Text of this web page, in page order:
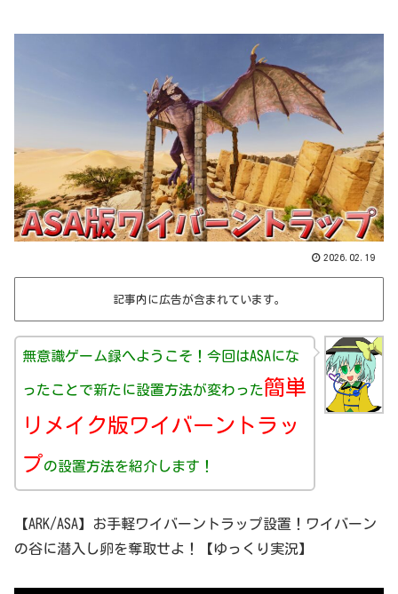
2026.02.19
記事内に広告が含まれています。
無意識ゲーム録へようこそ！今回はASAにな
ったことで新たに設置方法が変わった簡単
リメイク版ワイバーントラッ
プの設置方法を紹介します！
【ARK/ASA】お手軽ワイバーントラップ設置！ワイバーン
の谷に潜入し卵を奪取せよ！【ゆっくり実況】